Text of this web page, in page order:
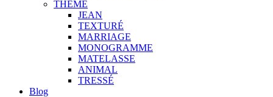
THEME
JEAN
TEXTURÉ
MARRIAGE
MONOGRAMME
MATELASSE
ANIMAL
TRESSÉ
Blog